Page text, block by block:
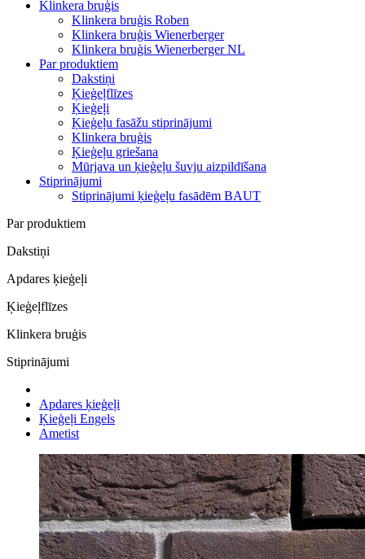
Klinkera bruģis
Klinkera bruģis Roben
Klinkera bruģis Wienerberger
Klinkera bruģis Wienerberger NL
Par produktiem
Dakstiņi
Ķieģeļflīzes
Ķieģeļi
Ķieģeļu fasāžu stiprinājumi
Klinkera bruģis
Ķieģeļu griešana
Mūrjava un ķieģeļu šuvju aizpildīšana
Stiprinājumi
Stiprinājumi ķieģeļu fasādēm BAUT
Par produktiem
Dakstiņi
Apdares ķieģeļi
Ķieģeļflīzes
Klinkera bruģis
Stiprinājumi
Apdares ķieģeļi
Ķieģeļi Engels
Ametist